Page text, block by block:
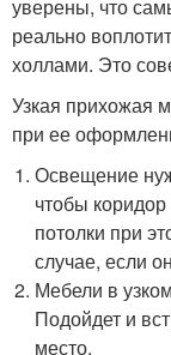
уверены, что
реально
холлами. Это
Узкая прихожая
при ее
Освещение
чтобы
потолки при
случае, если
Мебели в
Подойдет и
место.